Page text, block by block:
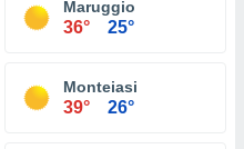
Maruggio
36° 25°
Monteiasi
39° 26°